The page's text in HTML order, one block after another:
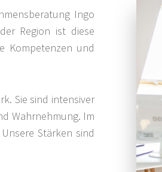
Ingo
Region ist diese
Kompetenzen und
Sie sind intensiver
Wahrnehmung. Im
Stärken sind